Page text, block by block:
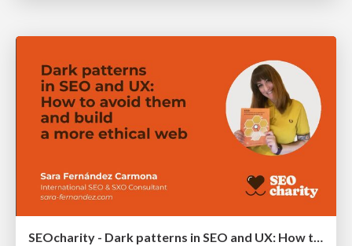
SEOcharity - Dark patterns in SEO and UX: How to avoid them and build a more ethical web